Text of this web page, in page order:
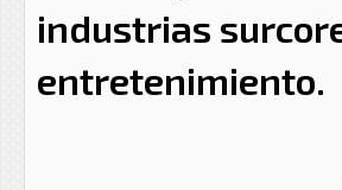
industrias
entretenimiento.